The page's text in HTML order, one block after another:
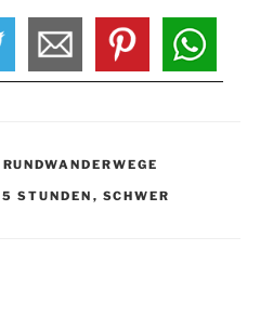
RUNDWANDERWEGE
5 STUNDEN , SCHWER